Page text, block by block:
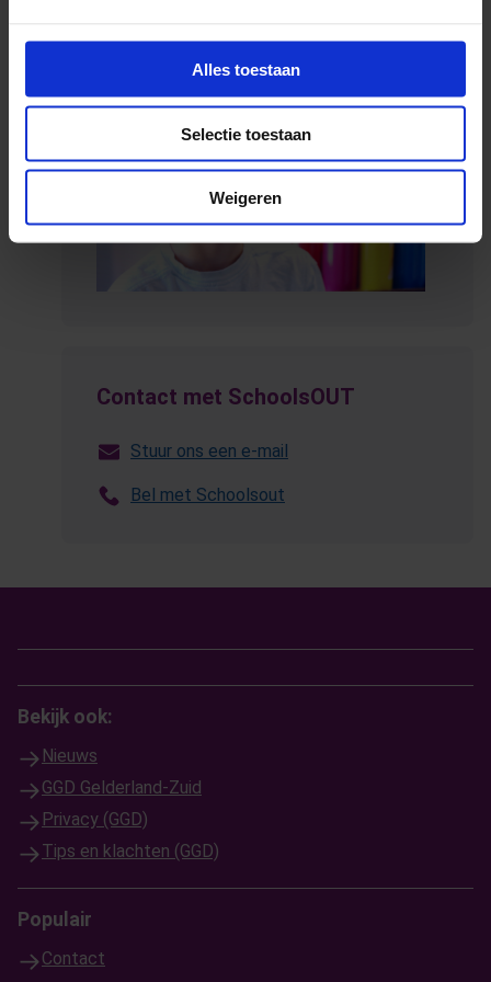
Alles toestaan
Selectie toestaan
Weigeren
Contact met SchoolsOUT
Stuur ons een e-mail
Bel met Schoolsout
Bekijk ook:
Nieuws
GGD Gelderland-Zuid
Privacy (GGD)
Tips en klachten (GGD)
Populair
Contact